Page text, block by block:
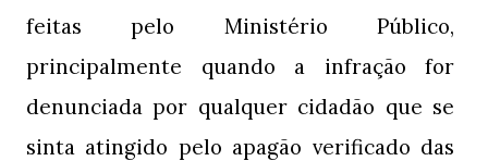
feitas pelo Ministério Público,
principalmente quando a infração for
denunciada por qualquer cidadão que se
sinta atingido pelo apagão verificado das